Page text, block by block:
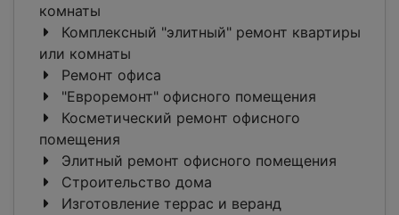
комнаты
Комплексный "элитный" ремонт квартиры
или комнаты
Ремонт офиса
"Евроремонт" офисного помещения
Косметический ремонт офисного
помещения
Элитный ремонт офисного помещения
Строительство дома
Изготовление террас и веранд